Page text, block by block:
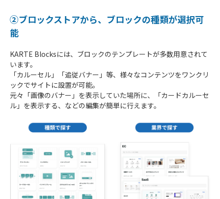
②ブロックストアから、ブロックの種類が選択可
能
KARTE Blocksには、ブロックのテンプレートが多数用意されて
います。
「カルーセル」「追従バナー」等、様々なコンテンツをワンクリ
ックでサイトに設置が可能。
元々「画像のバナー」を表示していた場所に、「カードカルーセ
ル」を表示する、などの編集が簡単に行えます。